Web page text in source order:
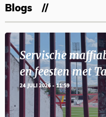
Blogs
Servische
en feesten met
24 JULI 2026 - 11:59